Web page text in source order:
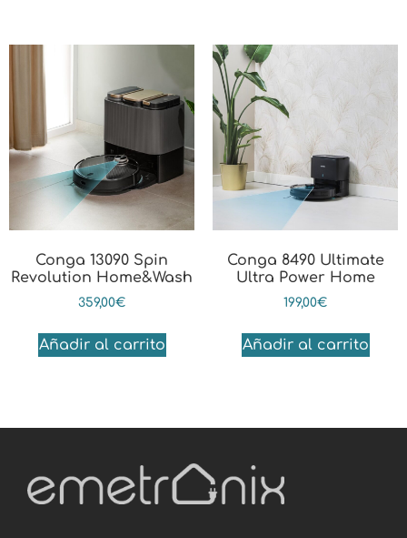
Conga 13090 Spin
Revolution Home&Wash
359,00€
Añadir al carrito
Conga 8490 Ultimate
Ultra Power Home
199,00€
Añadir al carrito